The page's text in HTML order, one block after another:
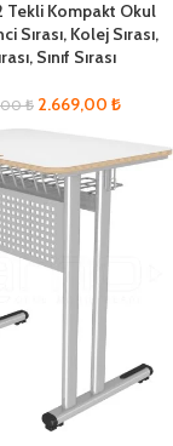
Tekli Kompakt Okul
Sırası, Kolej Sırası,
Sınıf Sırası
₺ 2.669,00 ₺